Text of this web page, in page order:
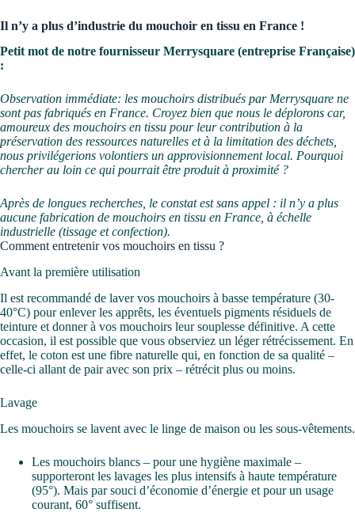
Il n’y a plus d’industrie du mouchoir en tissu en France !
Petit mot de notre fournisseur Merrysquare (entreprise Française)
:
Observation immédiate: les mouchoirs distribués par Merrysquare ne
sont pas fabriqués en France. Croyez bien que nous le déplorons car,
amoureux des mouchoirs en tissu pour leur contribution à la
préservation des ressources naturelles et à la limitation des déchets,
nous privilégerions volontiers un approvisionnement local. Pourquoi
chercher au loin ce qui pourrait être produit à proximité ?
Après de longues recherches, le constat est sans appel : il n’y a plus
aucune fabrication de mouchoirs en tissu en France, à échelle
industrielle (tissage et confection).
Comment entretenir vos mouchoirs en tissu ?
Avant la première utilisation
Il est recommandé de laver vos mouchoirs à basse température (30-
40°C) pour enlever les apprêts, les éventuels pigments résiduels de
teinture et donner à vos mouchoirs leur souplesse définitive. A cette
occasion, il est possible que vous observiez un léger rétrécissement. En
effet, le coton est une fibre naturelle qui, en fonction de sa qualité –
celle-ci allant de pair avec son prix – rétrécit plus ou moins.
Lavage
Les mouchoirs se lavent avec le linge de maison ou les sous-vêtements.
Les mouchoirs blancs – pour une hygiène maximale –
supporteront les lavages les plus intensifs à haute température
(95°). Mais par souci d’économie d’énergie et pour un usage
courant, 60° suffisent.